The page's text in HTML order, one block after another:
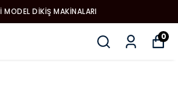
MODEL DIKIŞ MAKINALARI
0